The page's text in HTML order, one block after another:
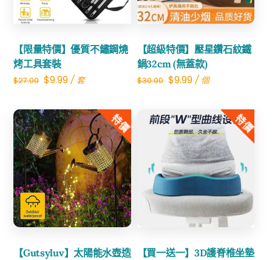
【限量特價】優質不鏽鋼燒
烤工具套裝
$27.00 Original
was:
$27.00.
$9.99Current
is:
$9.99.
/ 套
【超級特價】壓星鑽石紋鐵
鍋32cm (無蓋款)
$30.00 Original
was:
$30.00.
$9.99Current
is:
$9.99.
/ 個
特價
【Gutsyluv】太陽能水壺造
Share
特價
【買一送一】3D護脊椎坐墊